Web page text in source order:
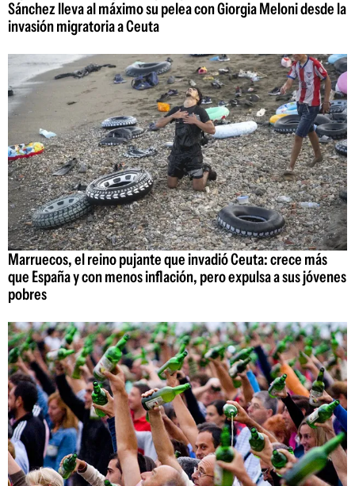
Sánchez lleva al máximo su pelea con Giorgia Meloni desde la
invasión migratoria a Ceuta
Marruecos, el reino pujante que invadió Ceuta: crece más
que España y con menos inflación, pero expulsa a sus jóvenes
pobres